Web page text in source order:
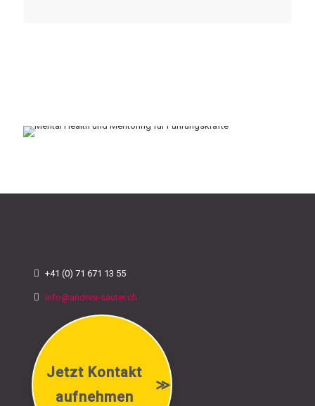
+41 (0) 71 671 13 55
info@andrea-sauter.ch
Jetzt Kontakt
aufnehmen
≫